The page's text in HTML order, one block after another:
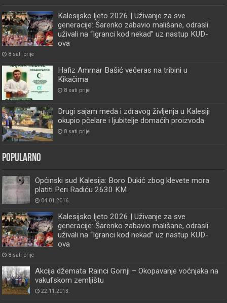
Kalesijsko ljeto 2026 | Uživanje za sve
generacije: Šarenko zabavio mališane, odrasli
uživali na “Igranci kod nekad” uz nastup KUD-
ova
8 sati prije
Hafiz Ammar Bašić večeras na tribini u
Kikačima
8 sati prije
Drugi sajam meda i zdravog življenja u Kalesiji
okupio pčelare i ljubitelje domaćih proizvoda
8 sati prije
Popularno
Općinski sud Kalesija: Boro Dukić zbog klevete mora
platiti Peri Radiću 2630 KM
04.01.2016.
Kalesijsko ljeto 2026 | Uživanje za sve
generacije: Šarenko zabavio mališane, odrasli
uživali na “Igranci kod nekad” uz nastup KUD-
ova
8 sati prije
Akcija džemata Rainci Gornji – Okopavanje voćnjaka na
vakufskom zemljištu
22.11.2013.